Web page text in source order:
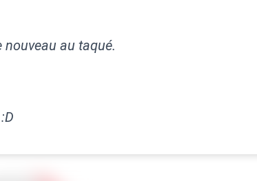
au taqué.